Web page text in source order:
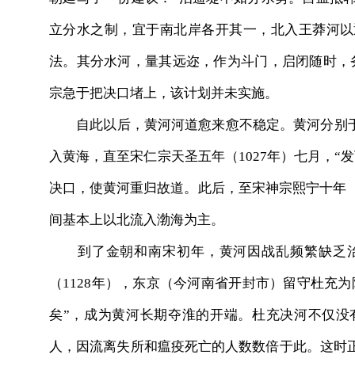
立分水之制，宜于南北岸各开其一，北入王莽河
法。其分水河，量其远迩，作为斗门，启闭随时
宗急于把决口堵上，该计划并未实施。
自此以后，黄河河道愈来愈不稳定。黄河分别
入黄海，直至宋仁宗天圣五年（1027年）七月，“
决口，使黄河重归故道。此后，至宋神宗熙宁十
间基本上以北流入渤海为主。
到了金朝和南宋初年，黄河因战乱频繁缺乏
（1128年），东京（今河南省开封市）留守杜充
矣”，成为黄河长期夺淮的开端。杜充决河不仅
人，因流离失所和瘟疫死亡的人数数倍于此。这